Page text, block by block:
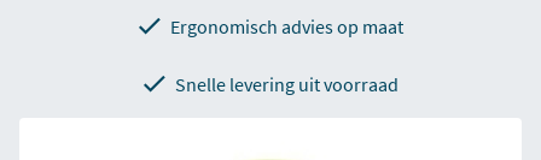
Ergonomisch advies op maat
Snelle levering uit voorraad